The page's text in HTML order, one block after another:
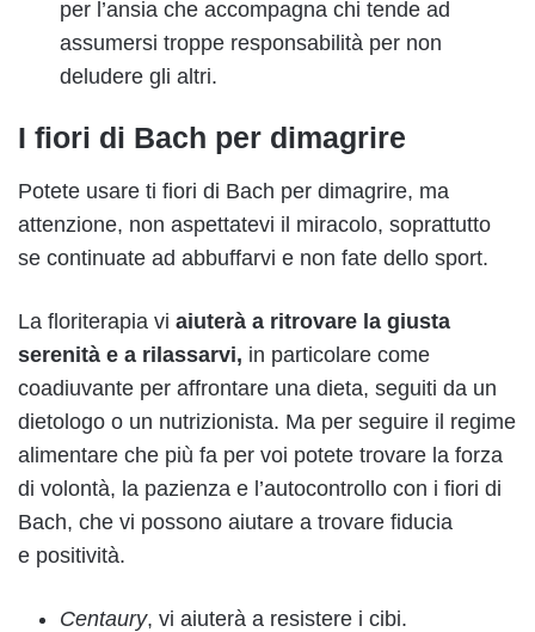
per l’ansia che accompagna chi tende ad
assumersi troppe responsabilità per non
deludere gli altri.
I fiori di Bach per dimagrire
Potete usare ti fiori di Bach per dimagrire, ma
attenzione, non aspettatevi il miracolo, soprattutto
se continuate ad abbuffarvi e non fate dello sport.
La floriterapia vi aiuterà a ritrovare la giusta
serenità e a rilassarvi, in particolare come
coadiuvante per affrontare una dieta, seguiti da un
dietologo o un nutrizionista. Ma per seguire il regime
alimentare che più fa per voi potete trovare la forza
di volontà, la pazienza e l’autocontrollo con i fiori di
Bach, che vi possono aiutare a trovare fiducia
e positività.
Centaury, vi aiuterà a resistere i cibi.